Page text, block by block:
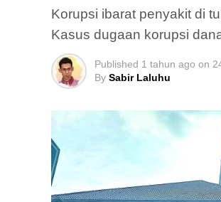
Korupsi ibarat penyakit di
Kasus dugaan korupsi
Published 1 tahun ago on
By Sabir Laluhu